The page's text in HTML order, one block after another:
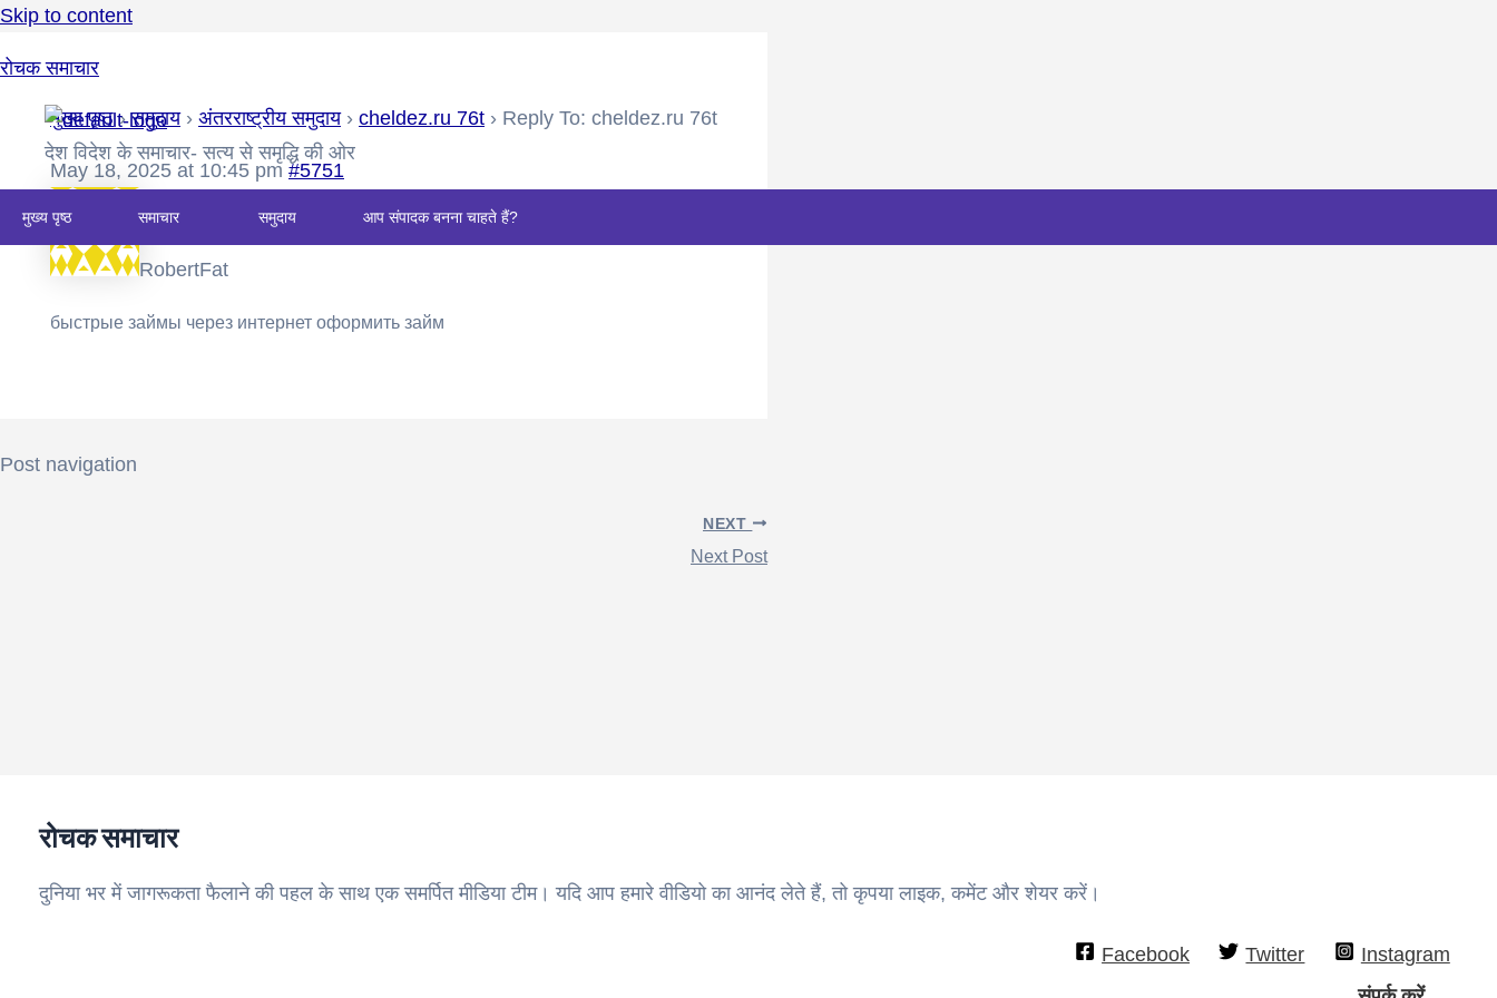
Skip to content
रोचक समाचार
देश विदेश के समाचार- सत्य से समृद्धि की ओर
मुख्य पृष्ठ समाचार समुदाय आप संपादक बनना चाहते हैं?
मुख्य पृष्ठ › समुदाय › अंतरराष्ट्रीय समुदाय › cheldez.ru 76t › Reply To: cheldez.ru 76t
May 18, 2025 at 10:45 pm #5751
RobertFat
быстрые займы через интернет оформить займ
Post navigation
NEXT
Next Post
रोचक समाचार
दुनिया भर में जागरूकता फैलाने की पहल के साथ एक समर्पित मीडिया टीम। यदि आप हमारे वीडियो का आनंद लेते हैं, तो कृपया लाइक, कमेंट और शेयर करें।
Facebook Twitter
Instagram